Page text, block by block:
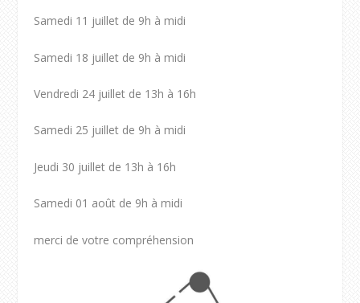
Samedi 11 juillet de 9h à midi
Samedi 18 juillet de 9h à midi
Vendredi 24 juillet de 13h à 16h
Samedi 25 juillet de 9h à midi
Jeudi 30 juillet de 13h à 16h
Samedi 01 août de 9h à midi
merci de votre compréhension